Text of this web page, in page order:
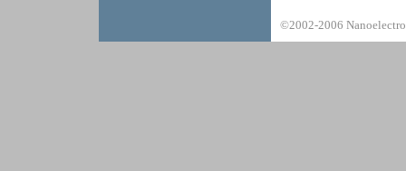
©2002-2006